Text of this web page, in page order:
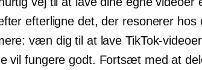
efterligne det, der resonerer
væn dig til at lave TikTok-
vil fungere godt. Fortsæt med at